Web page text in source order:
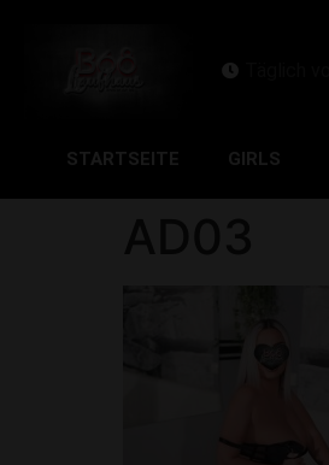
STARTSEITE GIRLS